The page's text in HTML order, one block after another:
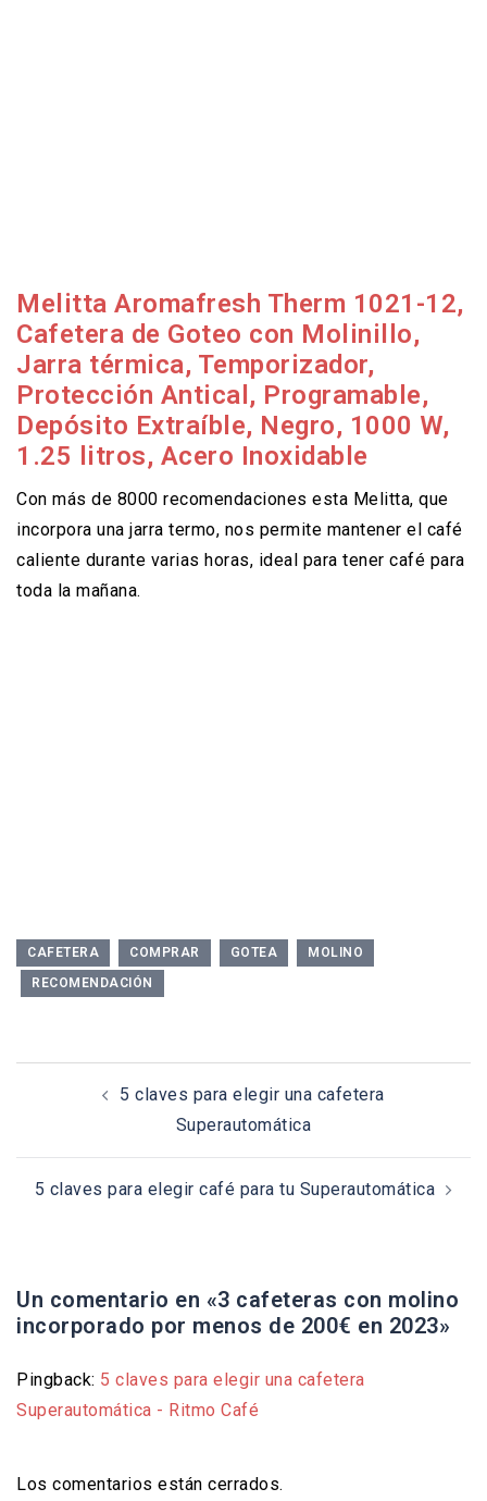
Melitta Aromafresh Therm 1021-12,
Cafetera de Goteo con Molinillo,
Jarra térmica, Temporizador,
Protección Antical, Programable,
Depósito Extraíble, Negro, 1000 W,
1.25 litros, Acero Inoxidable
Con más de 8000 recomendaciones esta Melitta, que
incorpora una jarra termo, nos permite mantener el café
caliente durante varias horas, ideal para tener café para
toda la mañana.
CAFETERA COMPRAR GOTEA
MOLINO
RECOMENDACIÓN
5 claves para elegir una cafetera
Superautomática
5 claves para elegir café para tu Superautomática
Un comentario en «3 cafeteras con molino
incorporado por menos de 200€ en 2023»
Pingback: 5 claves para elegir una cafetera
Superautomática - Ritmo Café
Los comentarios están cerrados.